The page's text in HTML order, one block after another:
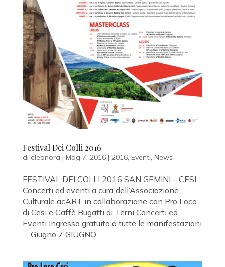
Festival Dei Colli 2016
di eleonora | Mag 7, 2016| 2016, Eventi, News
FESTIVAL DEI COLLI 2016 SAN GEMINI – CESI
Concerti ed eventi a cura dell’Associazione
Culturale acART in collaborazione con Pro Loco
di Cesi e Caffè Bugatti di Terni Concerti ed
Eventi Ingresso gratuito a tutte le manifestazioni
Giugno 7 GIUGNO...